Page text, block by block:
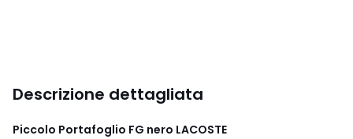
Descrizione dettagliata
Piccolo Portafoglio FG nero LACOSTE